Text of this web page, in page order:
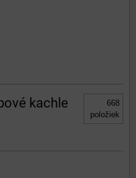
kachle
668
položiek